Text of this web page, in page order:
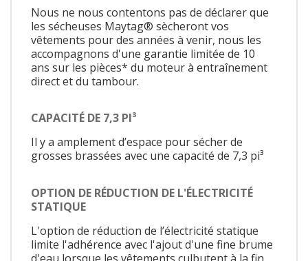
Nous ne nous contentons pas de déclarer que
les sécheuses Maytag® sècheront vos
vêtements pour des années à venir, nous les
accompagnons d'une garantie limitée de 10
ans sur les pièces* du moteur à entraînement
direct et du tambour.
CAPACITÉ DE 7,3 PI³
Il y a amplement d’espace pour sécher de
grosses brassées avec une capacité de 7,3 pi³
OPTION DE RÉDUCTION DE L'ÉLECTRICITÉ
STATIQUE
L'option de réduction de l’électricité statique
limite l'adhérence avec l'ajout d'une fine brume